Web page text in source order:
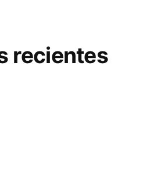
recientes